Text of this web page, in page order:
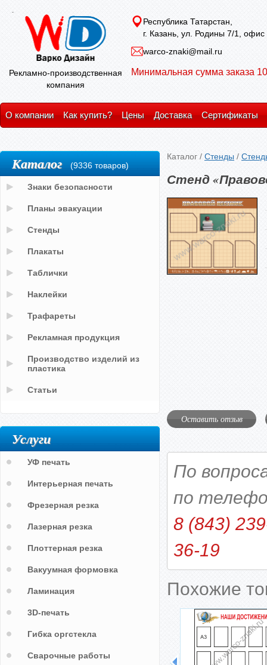
Рекламно-производственная
компания
Республика Татарстан,
г. Казань, ул. Родины 7/1, офис
warco-znaki@mail.ru
Минимальная сумма заказа
О компании Как купить? Цены Доставка Сертификаты
Каталог / Стенды /
Стенд
Оставить отзыв
По
по
8 (843)
36-19
Похожие
Каталог (9336 товаров)
Знаки безопасности
Планы эвакуации
Стенды
Плакаты
Таблички
Наклейки
Трафареты
Рекламная продукция
Производство изделий из
пластика
Статьи
Услуги
УФ печать
Интерьерная печать
Фрезерная резка
Лазерная резка
Плоттерная резка
Вакуумная формовка
Ламинация
3D-печать
Гибка оргстекла
Сварочные работы